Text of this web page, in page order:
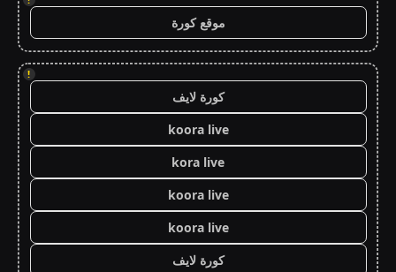
موقع كورة
!
كورة لايف
koora live
kora live
koora live
koora live
كورة لايف